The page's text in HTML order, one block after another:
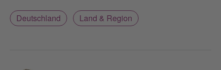
Deutschland Land & Region